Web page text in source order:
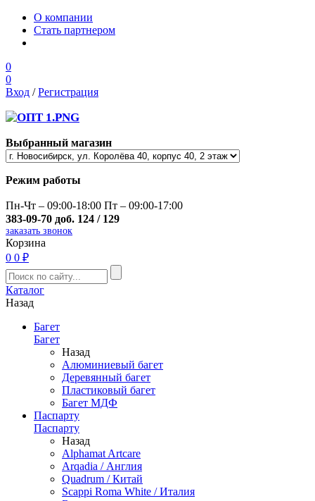
О компании
Стать партнером
0
0
Вход /Регистрация
Выбранный магазин
Режим работы
Пн-Чт – 09:00-18:00 Пт – 09:00-17:00
383-09-70 доб. 124 / 129
заказать звонок
Корзина
0 0 ₽
Каталог
Назад
Багет
Багет
Назад
Алюминиевый багет
Деревянный багет
Пластиковый багет
Багет МДФ
Паспарту
Паспарту
Назад
Alphamat Artcare
Arqadia / Англия
Quadrum / Китай
Scappi Roma White / Италия